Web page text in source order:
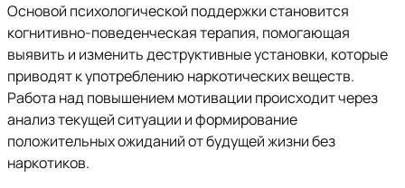
Основой психологической поддержки становится
когнитивно-поведенческая терапия, помогающая
выявить и изменить деструктивные установки, которые
приводят к употреблению наркотических веществ.
Работа над повышением мотивации происходит через
анализ текущей ситуации и формирование
положительных ожиданий от будущей жизни без
наркотиков.